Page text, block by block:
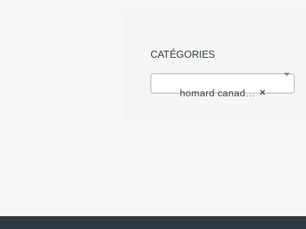
CATÉGORIES
×
homard canada 4-600g cuits (1)